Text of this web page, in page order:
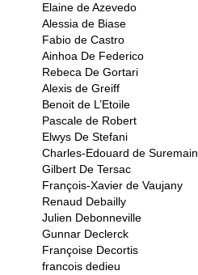
Elaine de Azevedo
Alessia de Biase
Fabio de Castro
Ainhoa De Federico
Rebeca De Gortari
Alexis de Greiff
Benoit de L’Etoile
Pascale de Robert
Elwys De Stefani
Charles-Edouard de Suremain
Gilbert De Tersac
François-Xavier de Vaujany
Renaud Debailly
Julien Debonneville
Gunnar Declerck
Françoise Decortis
francois dedieu